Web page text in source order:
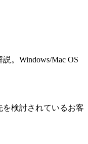
。Windows/Mac OS
検討されているお客